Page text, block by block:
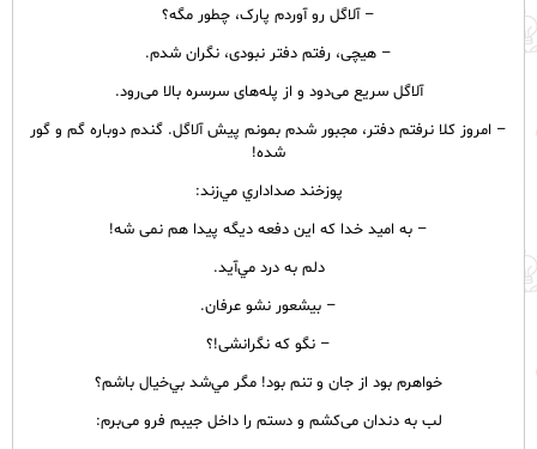
– آلاگل رو آوردم پارک، چطور مگه؟
– هیچی، رفتم دفتر نبودی، نگران شدم.
آلاگل سریع می‌دود و از پله‌های سرسره بالا می‌رود.
– امروز کلا نرفتم دفتر، مجبور شدم بمونم پیش آلاگل. گندم دوباره گم و گور
شده!
پوزخند صداداري مي‌زند:
– به امید خدا که این دفعه دیگه پیدا هم نمی شه!
دلم به درد مي‌آيد.
– بیشعور نشو عرفان.
– نگو که نگرانشی!؟
خواهرم بود از جان و تنم بود! مگر مي‌شد بي‌خيال باشم؟
لب به دندان می‌کشم و دستم را داخل جیبم فرو می‌برم: